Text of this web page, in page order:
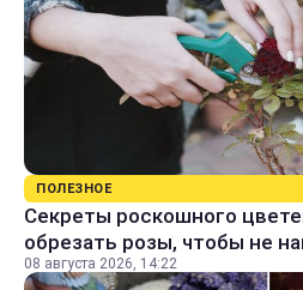
ПОЛЕЗНОЕ
Секреты роскошного
обрезать розы, чтобы не
08 августа 2026, 14:22